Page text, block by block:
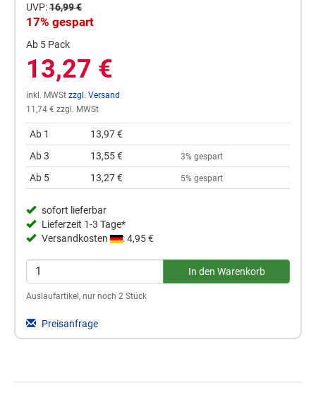
UVP:16,99 €
17% gespart
Ab 5 Pack
13,27 €
inkl. MWSt zzgl. Versand
11,74 € zzgl. MWSt
Ab 1
13,97 €
Ab 3
13,55 € 3% gespart
Ab 5 13,27 € 5% gespart
sofort lieferbar
Lieferzeit 1-3 Tage*
Versandkosten
: 4,95 €
Auslaufartikel, nur noch 2 Stück
Preisanfrage